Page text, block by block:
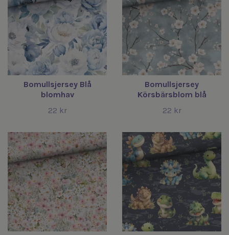
Bomullsjersey Blå
blomhav
22 kr
Bomullsjersey
Körsbärsblom blå
22 kr